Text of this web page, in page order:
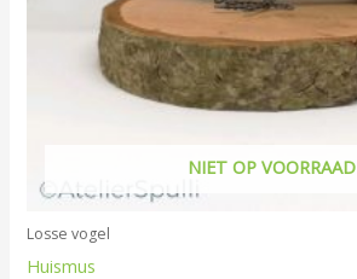
NIET OP VOORRAAD
Losse vogel
Huismus